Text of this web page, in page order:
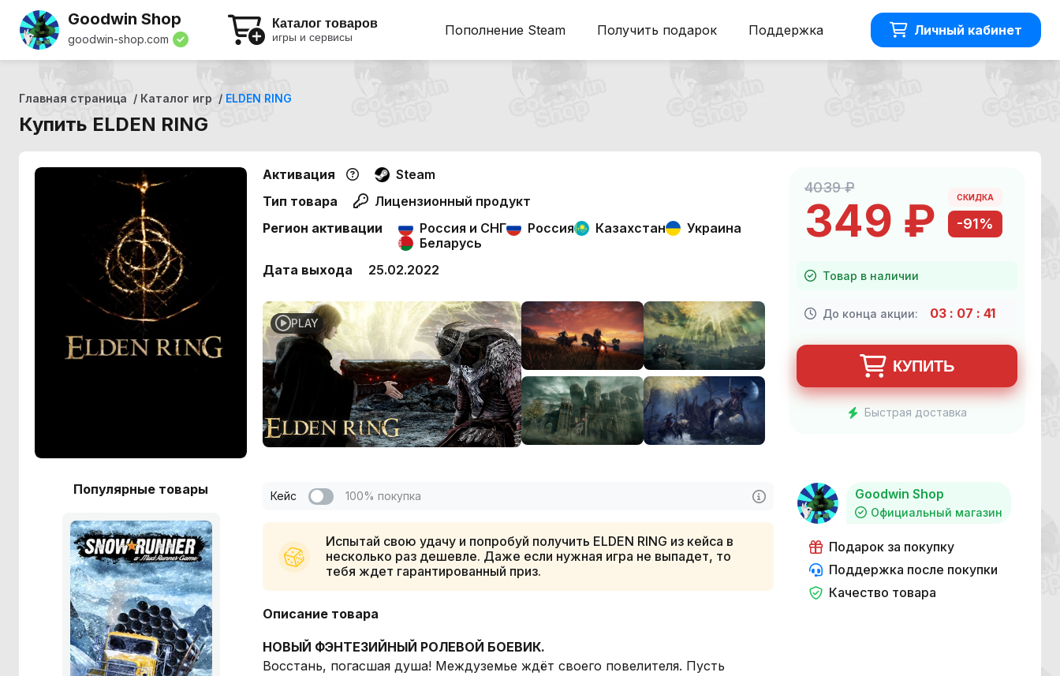
Goodwin Shop
goodwin-shop.com
Каталог товаров
игры и сервисы Пополнение Steam Получить подарок Поддержка Личный кабинет
Главная страница Каталог игр ELDEN RING
Купить ELDEN RING
Активация
Steam
Тип товара
Лицензионный продукт
Регион активации
Россия и СНГ Россия Казахстан
Украина
Беларусь
Дата выхода
25.02.2022
PLAY
4039 ₽
349 ₽ СКИДКА
-91%
Товар в наличии
До конца акции: 03 : 07 : 41
КУПИТЬ
Быстрая доставка
Популярные товары Кейс 100% покупка
Испытай свою удачу и попробуй получить ELDEN RING из кейса в
несколько раз дешевле. Даже если нужная игра не выпадет, то
тебя ждет гарантированный приз.
Описание товара
НОВЫЙ ФЭНТЕЗИЙНЫЙ РОЛЕВОЙ БОЕВИК.
Восстань, погасшая душа! Междуземье ждёт своего повелителя. Пусть
Goodwin Shop
Официальный магазин
Подарок за покупку
Поддержка после покупки
Качество товара